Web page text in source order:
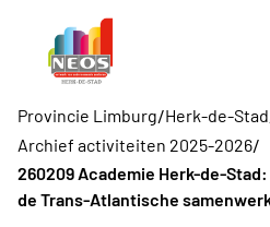
Provincie Limburg/Herk-de-Stad
Archief activiteiten 2025-2026/
260209 Academie Herk-de-
de Trans-Atlantische